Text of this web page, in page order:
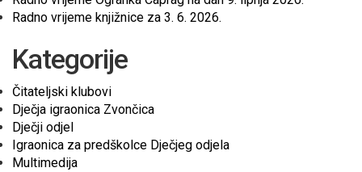
Radno vrijeme knjižnice za 3. 6. 2026.
Kategorije
Čitateljski klubovi
Dječja igraonica Zvončica
Dječji odjel
Igraonica za predškolce Dječjeg odjela
Multimedija